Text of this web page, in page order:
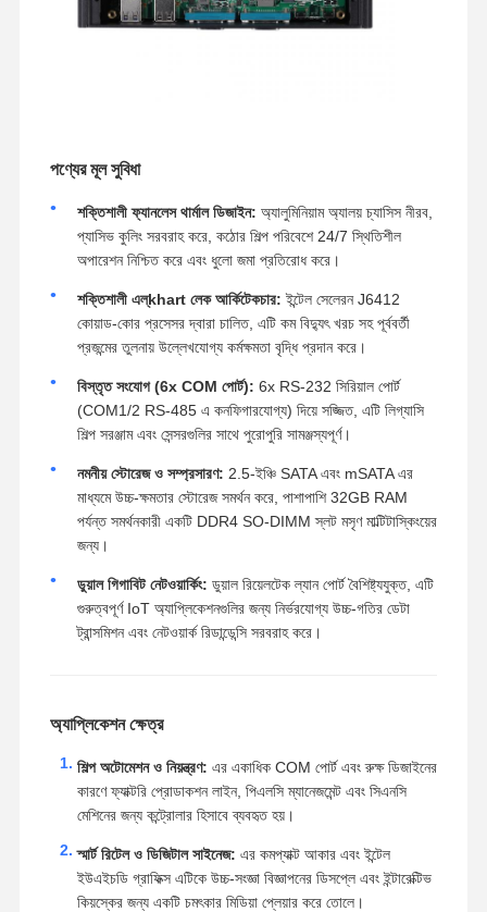
পণ্যের মূল সুবিধা
শক্তিশালী ফ্যানলেস থার্মাল ডিজাইন: অ্যালুমিনিয়াম অ্যালয় চ্যাসিস নীরব,
প্যাসিভ কুলিং সরবরাহ করে, কঠোর শিল্প পরিবেশে 24/7 স্থিতিশীল
অপারেশন নিশ্চিত করে এবং ধুলো জমা প্রতিরোধ করে।
শক্তিশালী এল্khart লেক আর্কিটেকচার: ইন্টেল সেলেরন J6412
কোয়াড-কোর প্রসেসর দ্বারা চালিত, এটি কম বিদ্যুৎ খরচ সহ পূর্ববর্তী
প্রজন্মের তুলনায় উল্লেখযোগ্য কর্মক্ষমতা বৃদ্ধি প্রদান করে।
বিস্তৃত সংযোগ (6x COM পোর্ট): 6x RS-232 সিরিয়াল পোর্ট
(COM1/2 RS-485 এ কনফিগারযোগ্য) দিয়ে সজ্জিত, এটি লিগ্যাসি
শিল্প সরঞ্জাম এবং সেন্সরগুলির সাথে পুরোপুরি সামঞ্জস্যপূর্ণ।
নমনীয় স্টোরেজ ও সম্প্রসারণ: 2.5-ইঞ্চি SATA এবং mSATA এর
মাধ্যমে উচ্চ-ক্ষমতার স্টোরেজ সমর্থন করে, পাশাপাশি 32GB RAM
পর্যন্ত সমর্থনকারী একটি DDR4 SO-DIMM স্লট মসৃণ মাল্টিটাস্কিংয়ের
জন্য।
ডুয়াল গিগাবিট নেটওয়ার্কিং: ডুয়াল রিয়েলটেক ল্যান পোর্ট বৈশিষ্ট্যযুক্ত, এটি
গুরুত্বপূর্ণ IoT অ্যাপ্লিকেশনগুলির জন্য নির্ভরযোগ্য উচ্চ-গতির ডেটা
ট্রান্সমিশন এবং নেটওয়ার্ক রিডান্ডেন্সি সরবরাহ করে।
অ্যাপ্লিকেশন ক্ষেত্র
শিল্প অটোমেশন ও নিয়ন্ত্রণ: এর একাধিক COM পোর্ট এবং রুক্ষ ডিজাইনের
কারণে ফ্যাক্টরি প্রোডাকশন লাইন, পিএলসি ম্যানেজমেন্ট এবং সিএনসি
মেশিনের জন্য কন্ট্রোলার হিসাবে ব্যবহৃত হয়।
স্মার্ট রিটেল ও ডিজিটাল সাইনেজ: এর কমপ্যাক্ট আকার এবং ইন্টেল
ইউএইচডি গ্রাফিক্স এটিকে উচ্চ-সংজ্ঞা বিজ্ঞাপনের ডিসপ্লে এবং ইন্টারেক্টিভ
কিয়স্কের জন্য একটি চমৎকার মিডিয়া প্লেয়ার করে তোলে।